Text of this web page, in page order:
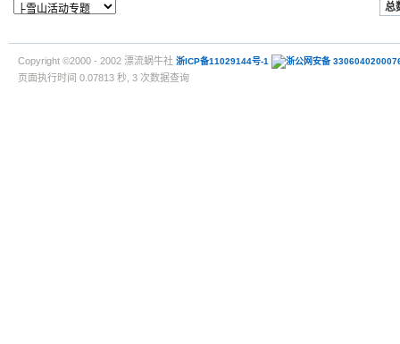
总
Copyright ©2000 - 2002 漂流蜗牛社 浙ICP备11029144号-1 浙公网安备
页面执行时间 0.07813 秒, 3 次数据查询